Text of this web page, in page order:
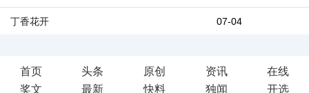
07-04
丁香花开
首页 头条 原创 资讯
在线
奖文
最新 快料 独闻 开选